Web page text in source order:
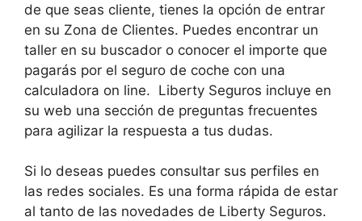
de que seas cliente, tienes la opción de entrar
en su Zona de Clientes. Puedes encontrar un
taller en su buscador o conocer el importe que
pagarás por el seguro de coche con una
calculadora on line. Liberty Seguros incluye en
su web una sección de preguntas frecuentes
para agilizar la respuesta a tus dudas.
Si lo deseas puedes consultar sus perfiles en
las redes sociales. Es una forma rápida de estar
al tanto de las novedades de Liberty Seguros.